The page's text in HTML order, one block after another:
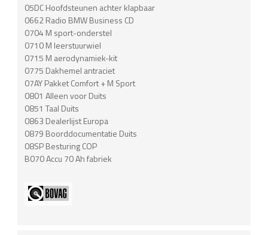
05DC Hoofdsteunen achter klapbaar
0662 Radio BMW Business CD
0704 M sport-onderstel
0710 M leerstuurwiel
0715 M aerodynamiek-kit
0775 Dakhemel antraciet
07AY Pakket Comfort + M Sport
0801 Alleen voor Duits
0851 Taal Duits
0863 Dealerlijst Europa
0879 Boorddocumentatie Duits
08SP Besturing COP
B070 Accu 70 Ah fabriek